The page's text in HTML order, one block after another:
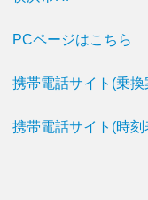
PCページはこちら
携帯電話サイト(乗換
携帯電話サイト(時